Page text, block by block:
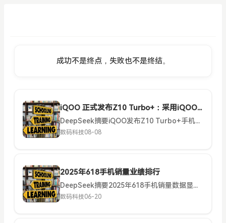
成功不是终点，失败也不是终结。
iQOO 正式发布Z10 Turbo+：采用iQOO史上最大超薄蓝海电池
DeepSeek摘要iQOO发布Z10 Turbo+手机，搭载天玑9400+芯片和8000mAh超薄蓝海电池，支持90W快充。配备144Hz护眼屏、5000万像素主摄，具备5.5G网络和Wi-Fi7等...
数码科技08-08
2025年618手机销量业绩排行
DeepSeek摘要2025年618手机销量数据显示：总销量2870万部，华为以580万部夺冠，小米520万部居次，苹果480万部第三。折叠屏手机和AI功能成为市场热点，华为Mate X5销量突出。消...
数码科技06-20